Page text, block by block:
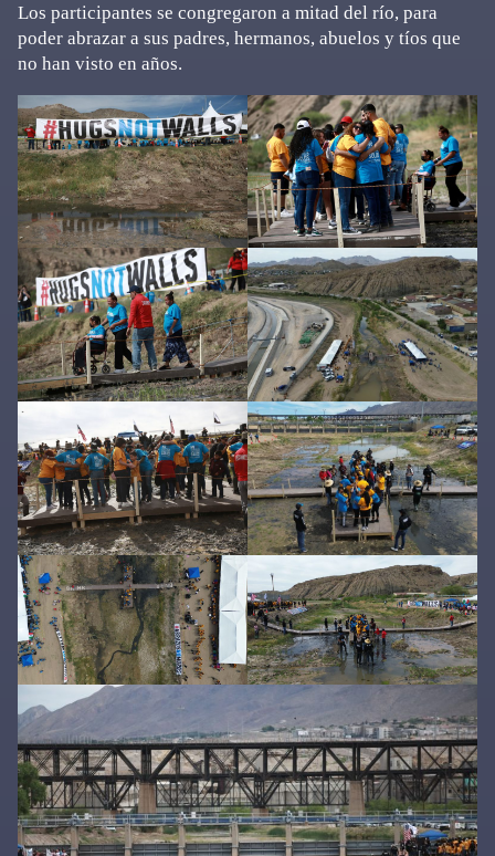
Los participantes se congregaron a mitad del río, para
poder abrazar a sus padres, hermanos, abuelos y tíos que
no han visto en años.